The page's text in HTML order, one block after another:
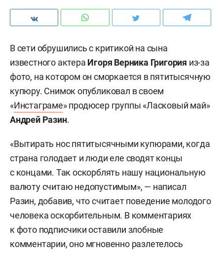
В сети обрушились с критикой на сына
известного актера Игоря Верника Григория из-за
фото, на котором он сморкается в пятитысячную
купюру. Снимок опубликовал в своем
«Инстаграме» продюсер группы «Ласковый май»
Андрей Разин.
«Вытирать нос пятитысячными купюрами, когда
страна голодает и люди еле сводят концы
с концами. Так оскорблять нашу национальную
валюту считаю недопустимым», — написал
Разин, добавив, что считает поведение молодого
человека оскорбительным. В комментариях
к фото подписчики оставили злобные
комментарии, оно мгновенно разлетелось